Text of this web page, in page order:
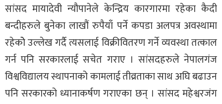
सांसद मायादेवी न्यौपानेले केन्द्रिय कारगारमा रहेका कैदी
बन्दीहरुले बुनेका लाखौं रुपैयाँ पर्ने कपडा अलपत्र अवस्थामा
रहेकोे उल्लेख गर्दै त्यसलाई विक्रीवितरण गर्ने व्यवस्था तत्काल
गर्न पनि सरकारलाई सचेत गराए । सांसदहरुले नेपालगंज
विश्वविद्यालय स्थापनाको कामलाई तीव्रताका साथ अघि बढाउन
पनि सरकारको ध्यानाकर्षण गराएका छन् । सांसद महेश्वरजंग